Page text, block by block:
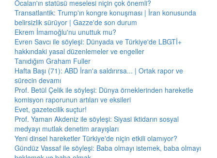
Öcalan'ın statüsü meselesi niçin çok önemli?
Transatlantik: Trump'ın kongre konuşması | İran konusunda
belirsizlik sürüyor | Gazze'de son durum
Ekrem İmamoğlu'nu unuttuk mu?
Evren Savcı ile söyleşi: Dünyada ve Türkiye'de LBGTİ+
hakkındaki yasal düzenlemeler ve engeller
Tanıdığım Graham Fuller
Hafta Başı (71): ABD İran'a saldırırsa... | Ortak rapor ve
sürecin devamı
Prof. Betül Çelik ile söyleşi: Dünya örneklerinden hareketle
komisyon raporunun artıları ve eksileri
Evet, gazetecilik suçtur!
Prof. Yaman Akdeniz ile söyleşi: Siyasi iktidarın sosyal
medyayı mutlak denetim arayışları
Yeni dinsel hareketler Türkiye'de niçin etkili olamıyor?
Gündüz Vassaf ile söyleşi: Baba olmayı istemek, baba olmayı